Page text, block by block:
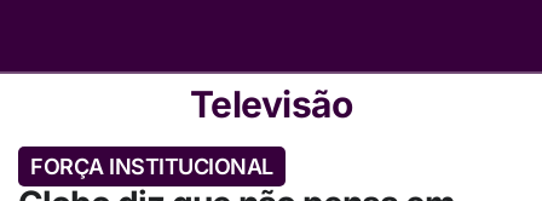
Televisão
FORÇA INSTITUCIONAL